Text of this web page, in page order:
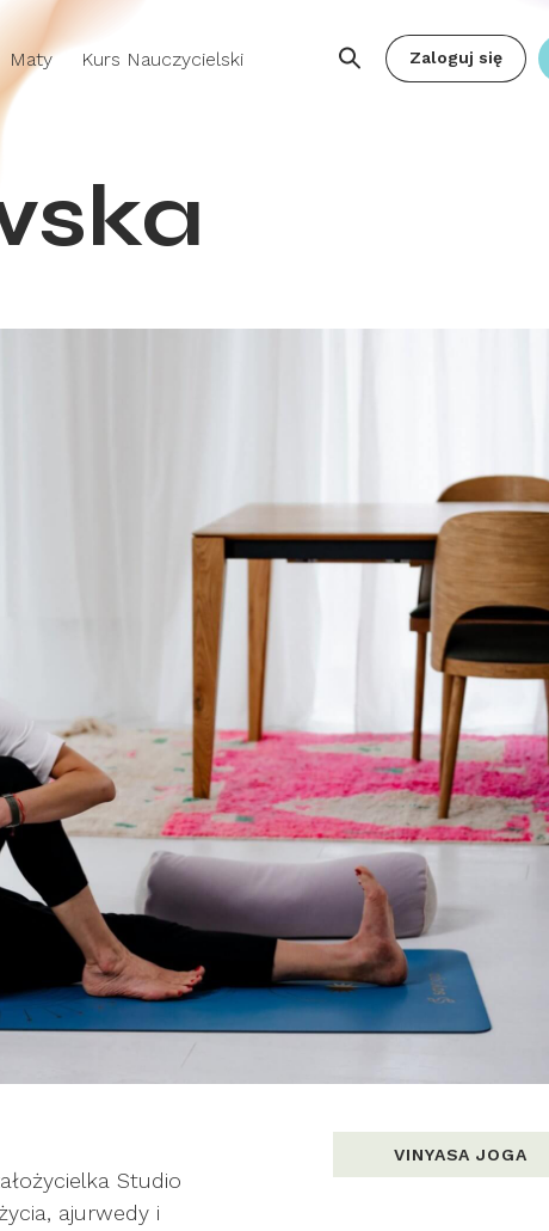
Maty Kurs Nauczycielski Zaloguj się
Studio
ajurwedy i
VINYASA JOGA